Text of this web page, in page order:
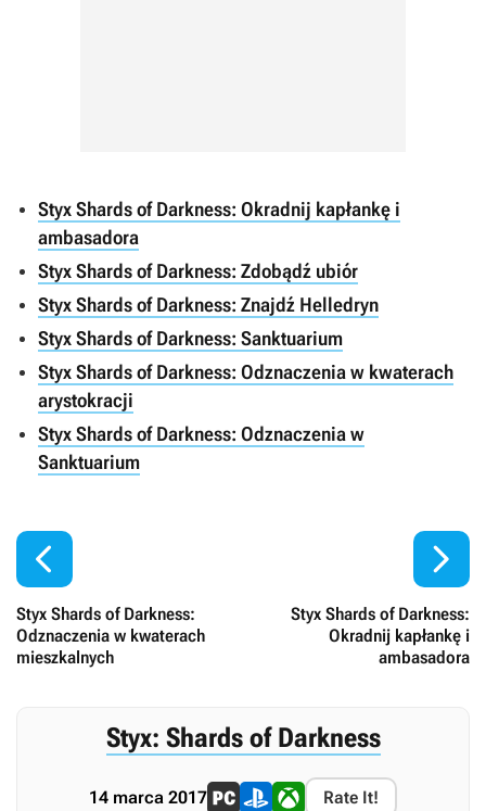
Styx Shards of Darkness: Okradnij kapłankę i
ambasadora
Styx Shards of Darkness: Zdobądź ubiór
Styx Shards of Darkness: Znajdź Helledryn
Styx Shards of Darkness: Sanktuarium
Styx Shards of Darkness: Odznaczenia w kwaterach
arystokracji
Styx Shards of Darkness: Odznaczenia w
Sanktuarium

Styx Shards of Darkness:
Odznaczenia w kwaterach
mieszkalnych
Styx Shards of Darkness:
Okradnij kapłankę i
ambasadora

Styx: Shards of Darkness
14 marca 2017 Rate It!